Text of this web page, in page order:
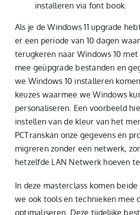
installeren via font book.
Als je de Windows 11 upgrade
er een periode van 10 dagen
terugkeren naar Windows 10
mee geüpgrade bestanden en
we Windows 10 installeren
keuzes waarmee we Windows
personaliseren. Een voorbeeld
instellen van de kleur van het
PCTranskan onze gegevens en
migreren zonder een netwerk,
hetzelfde LAN Netwerk hoeven
In deze masterclass komen
we ook tools en technieken mee
optimaliseren. Deze tijdelijke